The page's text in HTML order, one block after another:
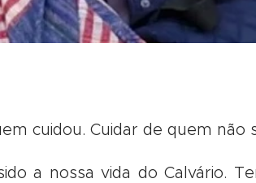
cuidou. Cuidar de quem não
a nossa vida do Calvário.